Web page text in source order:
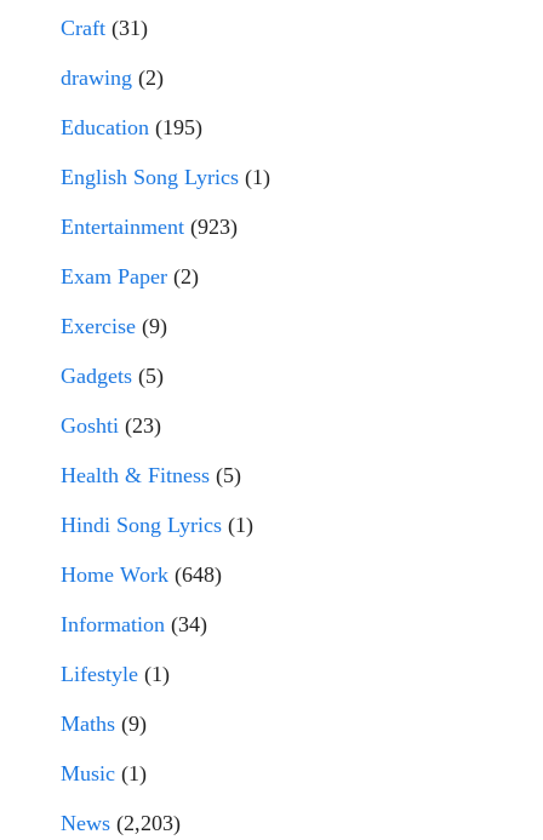
Craft (31)
drawing (2)
Education (195)
English Song Lyrics (1)
Entertainment (923)
Exam Paper (2)
Exercise (9)
Gadgets (5)
Goshti (23)
Health & Fitness (5)
Hindi Song Lyrics (1)
Home Work (648)
Information (34)
Lifestyle (1)
Maths (9)
Music (1)
News (2,203)